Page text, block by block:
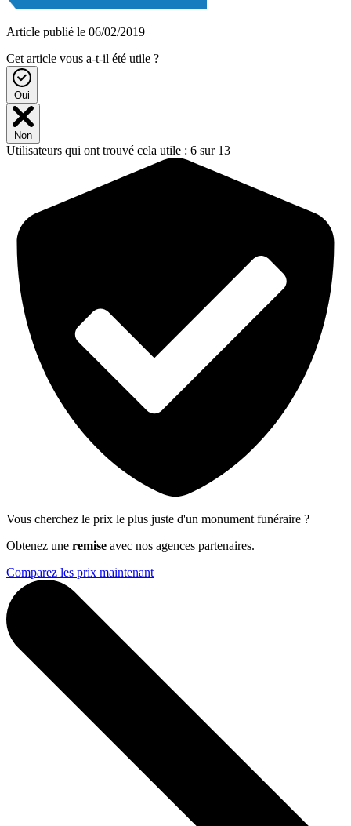
Article publié le 06/02/2019
Cet article vous a-t-il été utile ?
Oui
Non
Utilisateurs qui ont trouvé cela utile : 6 sur 13
Vous cherchez le prix le plus juste d'un monument funéraire ?
Obtenez une remise avec nos agences partenaires.
Comparez les prix maintenant